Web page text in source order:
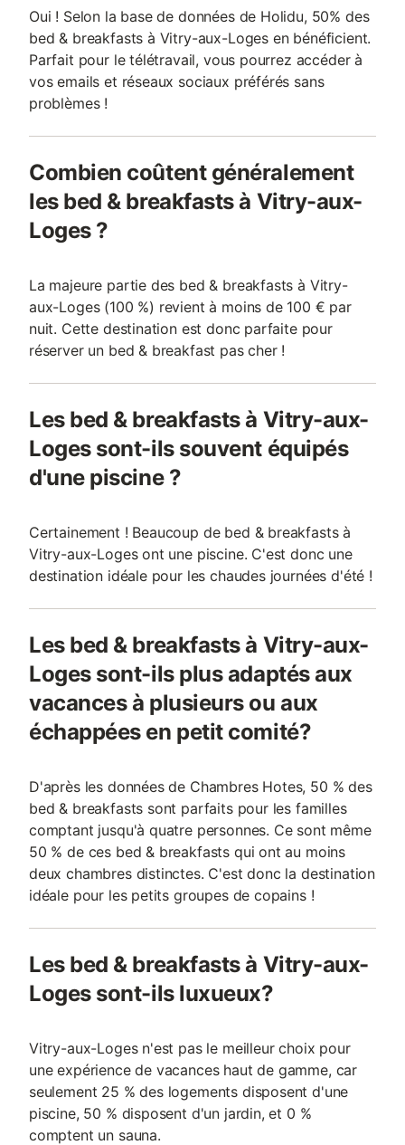
Oui ! Selon la base de données de Holidu, 50% des
bed & breakfasts à Vitry-aux-Loges en bénéficient.
Parfait pour le télétravail, vous pourrez accéder à
vos emails et réseaux sociaux préférés sans
problèmes !
Combien coûtent généralement
les bed & breakfasts à Vitry-aux-
Loges ?
La majeure partie des bed & breakfasts à Vitry-
aux-Loges (100 %) revient à moins de 100 € par
nuit. Cette destination est donc parfaite pour
réserver un bed & breakfast pas cher !
Les bed & breakfasts à Vitry-aux-
Loges sont-ils souvent équipés
d'une piscine ?
Certainement ! Beaucoup de bed & breakfasts à
Vitry-aux-Loges ont une piscine. C'est donc une
destination idéale pour les chaudes journées d'été !
Les bed & breakfasts à Vitry-aux-
Loges sont-ils plus adaptés aux
vacances à plusieurs ou aux
échappées en petit comité?
D'après les données de Chambres Hotes, 50 % des
bed & breakfasts sont parfaits pour les familles
comptant jusqu'à quatre personnes. Ce sont même
50 % de ces bed & breakfasts qui ont au moins
deux chambres distinctes. C'est donc la destination
idéale pour les petits groupes de copains !
Les bed & breakfasts à Vitry-aux-
Loges sont-ils luxueux?
Vitry-aux-Loges n'est pas le meilleur choix pour
une expérience de vacances haut de gamme, car
seulement 25 % des logements disposent d'une
piscine, 50 % disposent d'un jardin, et 0 %
comptent un sauna.